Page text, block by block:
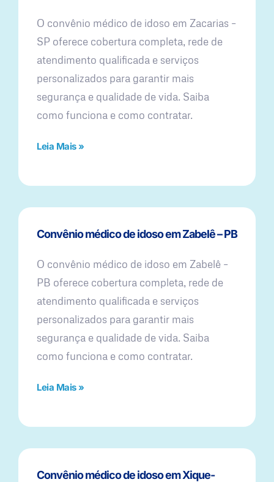
O convênio médico de idoso em Zacarias –
SP oferece cobertura completa, rede de
atendimento qualificada e serviços
personalizados para garantir mais
segurança e qualidade de vida. Saiba
como funciona e como contratar.
Leia Mais »
Convênio médico de idoso em Zabelê – PB
O convênio médico de idoso em Zabelê –
PB oferece cobertura completa, rede de
atendimento qualificada e serviços
personalizados para garantir mais
segurança e qualidade de vida. Saiba
como funciona e como contratar.
Leia Mais »
Convênio médico de idoso em Xique-